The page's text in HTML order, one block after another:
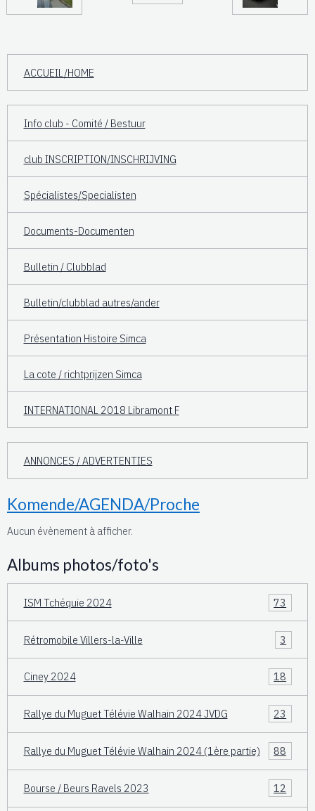
ACCUEIL/HOME
Info club - Comité / Bestuur
club INSCRIPTION/INSCHRIJVING
Spécialistes/Specialisten
Documents-Documenten
Bulletin / Clubblad
Bulletin/clubblad autres/ander
Présentation Histoire Simca
La cote / richtprijzen Simca
INTERNATIONAL 2018 Libramont F
ANNONCES / ADVERTENTIES
Komende/AGENDA/Proche
Aucun évènement à afficher.
Albums photos/foto's
ISM Tchéquie 2024 73
Rétromobile Villers-la-Ville 3
Ciney 2024 18
Rallye du Muguet Télévie Walhain 2024 JVDG 23
Rallye du Muguet Télévie Walhain 2024 (1ère partie) 88
Bourse / Beurs Ravels 2023 12